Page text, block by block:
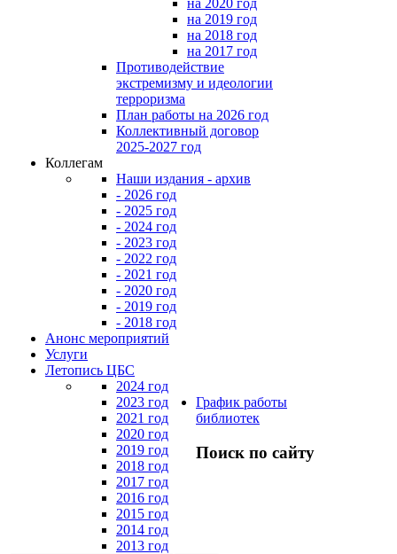
на 2020 год
на 2019 год
на 2018 год
на 2017 год
Противодействие
экстремизму и идеологии
терроризма
План работы на 2026 год
Коллективный договор
2025-2027 год
Коллегам
Наши издания - архив
- 2026 год
- 2025 год
- 2024 год
- 2023 год
- 2022 год
- 2021 год
- 2020 год
- 2019 год
- 2018 год
Анонс мероприятий
Услуги
Летопись ЦБС
2024 год
2023 год
2021 год
2020 год
2019 год
2018 год
2017 год
2016 год
2015 год
2014 год
2013 год
График работы
библиотек
Поиск по сайту